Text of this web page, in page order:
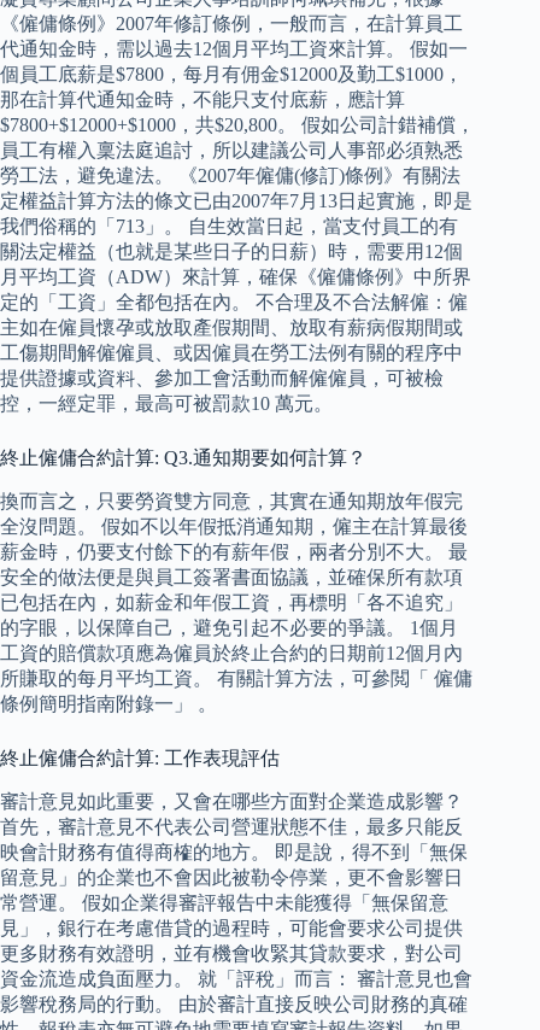
《僱傭條例》2007年修訂條例，一般而言，在計算員工
代通知金時，需以過去12個月平均工資來計算。 假如一
個員工底薪是$7800，每月有佣金$12000及勤工$1000，
那在計算代通知金時，不能只支付底薪，應計算
$7800+$12000+$1000，共$20,800。 假如公司計錯補償，
員工有權入稟法庭追討，所以建議公司人事部必須熟悉
勞工法，避免違法。 《2007年僱傭(修訂)條例》有關法
定權益計算方法的條文已由2007年7月13日起實施，即是
我們俗稱的「713」。 自生效當日起，當支付員工的有
關法定權益（也就是某些日子的日薪）時，需要用12個
月平均工資（ADW）來計算，確保《僱傭條例》中所界
定的「工資」全都包括在內。 不合理及不合法解僱：僱
主如在僱員懷孕或放取產假期間、放取有薪病假期間或
工傷期間解僱僱員、或因僱員在勞工法例有關的程序中
提供證據或資料、參加工會活動而解僱僱員，可被檢
控，一經定罪，最高可被罰款10 萬元。
終止僱傭合約計算: Q3.通知期要如何計算？
換而言之，只要勞資雙方同意，其實在通知期放年假完
全沒問題。 假如不以年假抵消通知期，僱主在計算最後
薪金時，仍要支付餘下的有薪年假，兩者分別不大。 最
安全的做法便是與員工簽署書面協議，並確保所有款項
已包括在內，如薪金和年假工資，再標明「各不追究」
的字眼，以保障自己，避免引起不必要的爭議。 1個月
工資的賠償款項應為僱員於終止合約的日期前12個月內
所賺取的每月平均工資。 有關計算方法，可參閲「 僱傭
條例簡明指南附錄一」 。
終止僱傭合約計算: 工作表現評估
審計意見如此重要，又會在哪些方面對企業造成影響？
首先，審計意見不代表公司營運狀態不佳，最多只能反
映會計財務有值得商榷的地方。 即是說，得不到「無保
留意見」的企業也不會因此被勒令停業，更不會影響日
常營運。 假如企業得審評報告中未能獲得「無保留意
見」，銀行在考慮借貸的過程時，可能會要求公司提供
更多財務有效證明，並有機會收緊其貸款要求，對公司
資金流造成負面壓力。 就「評稅」而言： 審計意見也會
影響稅務局的行動。 由於審計直接反映公司財務的真確